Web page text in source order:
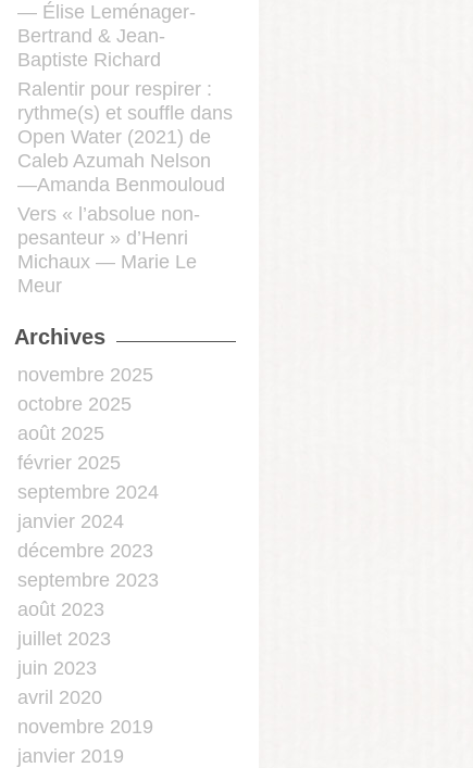
— Élise Leménager-
Bertrand & Jean-
Baptiste Richard
Ralentir pour respirer :
rythme(s) et souffle dans
Open Water (2021) de
Caleb Azumah Nelson
—Amanda Benmouloud
Vers « l’absolue non-
pesanteur » d’Henri
Michaux — Marie Le
Meur
Archives
novembre 2025
octobre 2025
août 2025
février 2025
septembre 2024
janvier 2024
décembre 2023
septembre 2023
août 2023
juillet 2023
juin 2023
avril 2020
novembre 2019
janvier 2019